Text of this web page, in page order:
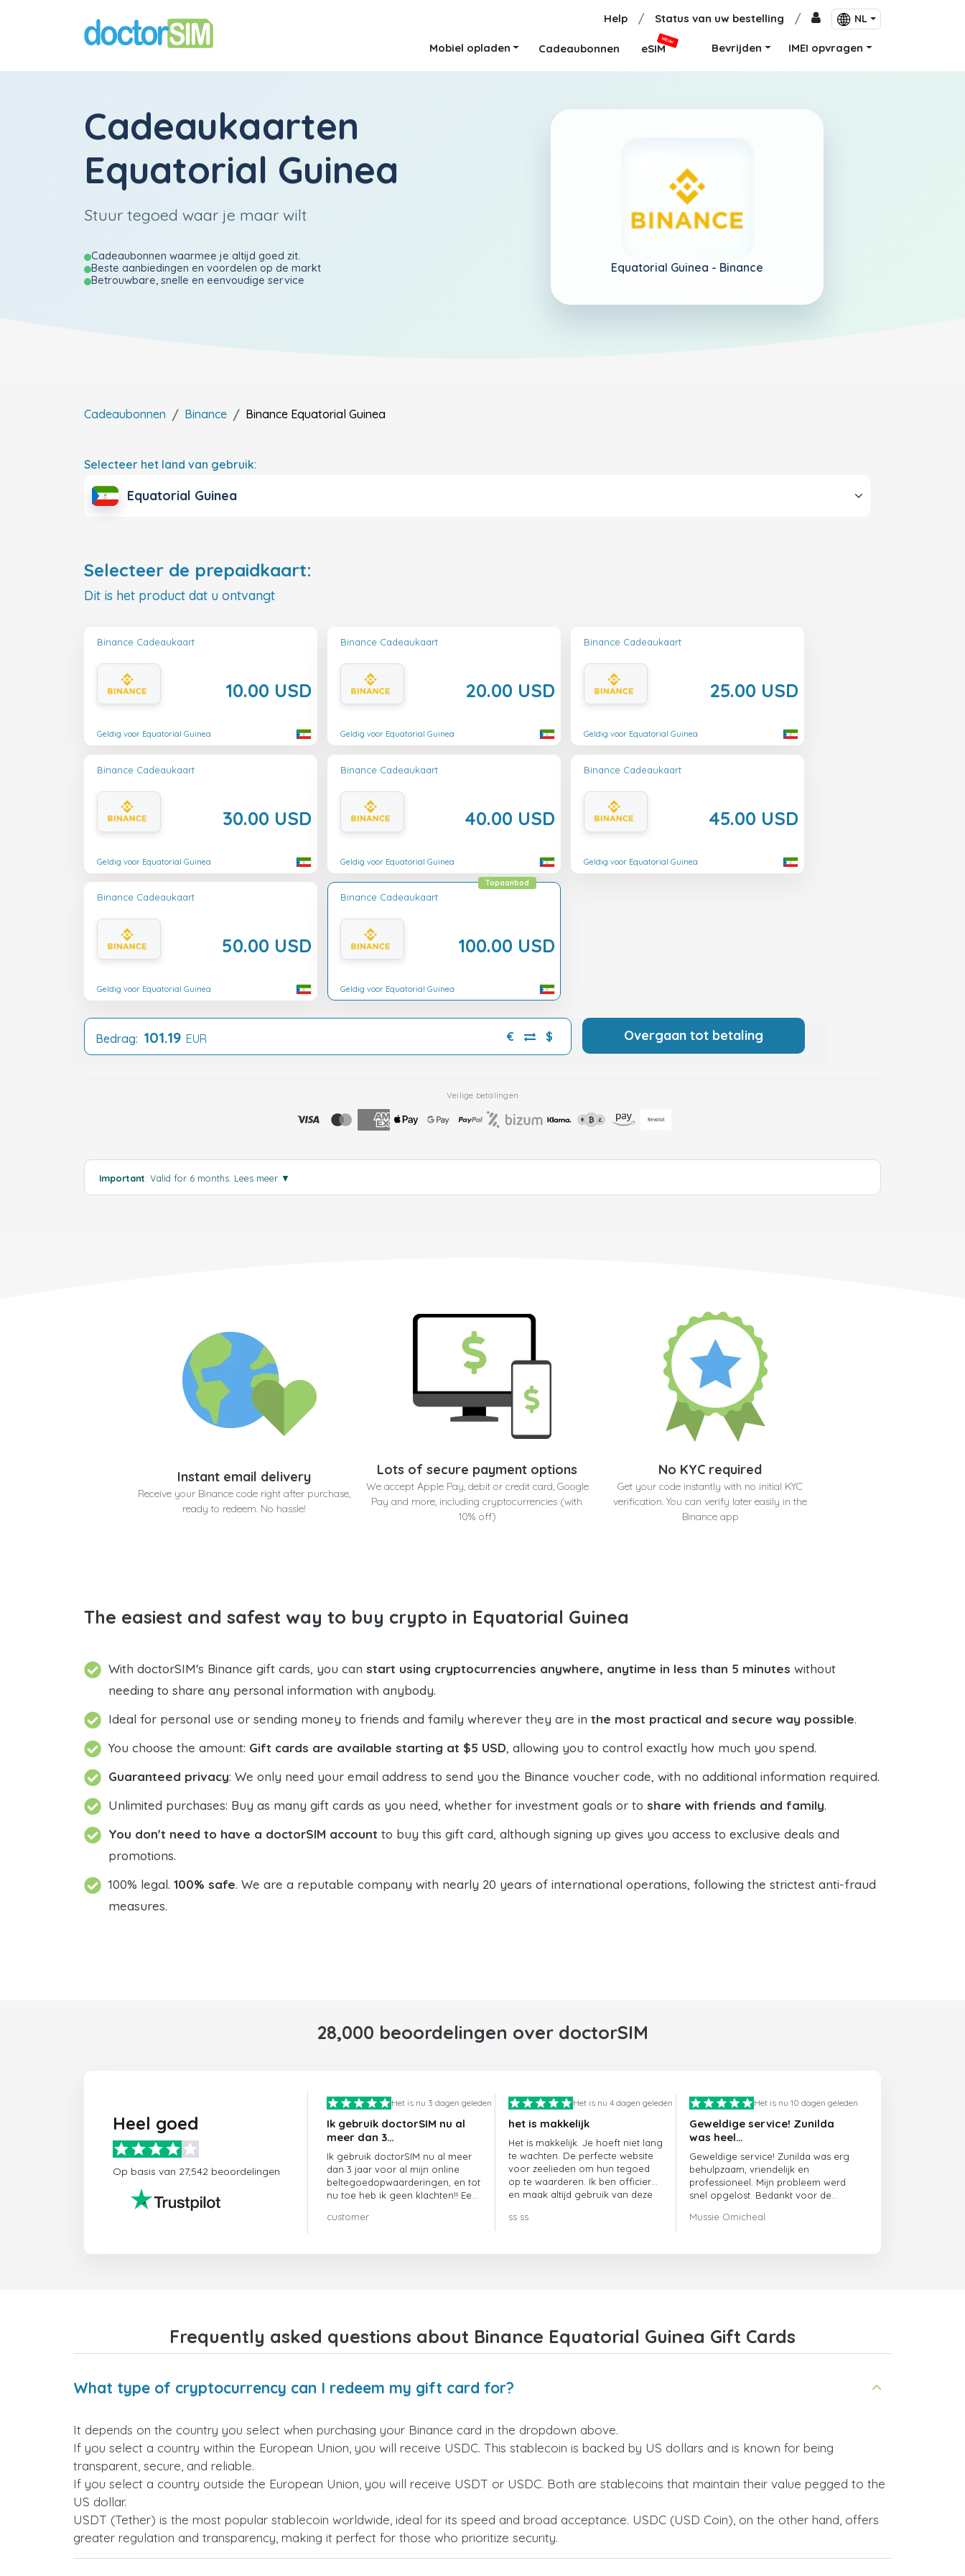
Help / Status van uw bestelling / NL
Mobiel opladen Cadeaubonnen eSIM
NIEUW
Bevrijden IMEI opvragen
Cadeaukaarten
Equatorial Guinea
Stuur tegoed waar je maar wilt
Cadeaubonnen waarmee je altijd goed zit.
Beste aanbiedingen en voordelen op de markt
Betrouwbare, snelle en eenvoudige service
Equatorial Guinea - Binance
Cadeaubonnen Binance Binance Equatorial Guinea
Selecteer het land van gebruik:
Equatorial Guinea
Selecteer de prepaidkaart:
Dit is het product dat u ontvangt
Binance Cadeaukaart
10.00 USD
Geldig voor Equatorial Guinea
Binance Cadeaukaart
20.00 USD
Geldig voor Equatorial Guinea
Binance Cadeaukaart
25.00 USD
Geldig voor Equatorial Guinea
Binance Cadeaukaart
30.00 USD
Geldig voor Equatorial Guinea
Binance Cadeaukaart
40.00 USD
Geldig voor Equatorial Guinea
Binance Cadeaukaart
45.00 USD
Geldig voor Equatorial Guinea
Binance Cadeaukaart
50.00 USD
Geldig voor Equatorial Guinea
Binance Cadeaukaart
100.00 USD
Topaanbod
Geldig voor Equatorial Guinea
Bedrag: 101.19 EUR € $ Overgaan tot betaling
Veilige betalingen
Important: Valid for 6 months. Lees meer ▼
Instant email delivery
Receive your Binance code right after purchase,
ready to redeem. No hassle!
Lots of secure payment options
We accept Apple Pay, debit or credit card, Google
Pay and more, including cryptocurrencies (with
10% off)
No KYC required
Get your code instantly with no initial KYC
verification. You can verify later easily in the
Binance app
The easiest and safest way to buy crypto in Equatorial Guinea
With doctorSIM's Binance gift cards, you can start using cryptocurrencies anywhere, anytime in less than 5 minutes without
needing to share any personal information with anybody.
Ideal for personal use or sending money to friends and family wherever they are in the most practical and secure way possible.
You choose the amount: Gift cards are available starting at $5 USD, allowing you to control exactly how much you spend.
Guaranteed privacy: We only need your email address to send you the Binance voucher code, with no additional information required.
Unlimited purchases: Buy as many gift cards as you need, whether for investment goals or to share with friends and family.
You don't need to have a doctorSIM account to buy this gift card, although signing up gives you access to exclusive deals and
promotions.
100% legal. 100% safe. We are a reputable company with nearly 20 years of international operations, following the strictest anti-fraud
measures.
28,000 beoordelingen over doctorSIM
Heel goed
Op basis van 27,542 beoordelingen
Het is nu 3 dagen geleden
Ik gebruik doctorSIM nu al
meer dan 3…
Ik gebruik doctorSIM nu al meer
dan 3 jaar voor al mijn online
beltegoedopwaarderingen, en tot
nu toe heb ik geen klachten!! Een
customer
Het is nu 4 dagen geleden
het is makkelijk
Het is makkelijk. Je hoeft niet lang
te wachten. De perfecte website
voor zeelieden om hun tegoed
op te waarderen. Ik ben officier
en maak altijd gebruik van deze
ss ss
Het is nu 10 dagen geleden
Geweldige service! Zunilda
was heel…
Geweldige service! Zunilda was erg
behulpzaam, vriendelijk en
professioneel. Mijn probleem werd
snel opgelost. Bedankt voor de
Mussie Omicheal
Frequently asked questions about Binance Equatorial Guinea Gift Cards
What type of cryptocurrency can I redeem my gift card for?
It depends on the country you select when purchasing your Binance card in the dropdown above.
If you select a country within the European Union, you will receive USDC. This stablecoin is backed by US dollars and is known for being
transparent, secure, and reliable.
If you select a country outside the European Union, you will receive USDT or USDC. Both are stablecoins that maintain their value pegged to the
US dollar.
USDT (Tether) is the most popular stablecoin worldwide, ideal for its speed and broad acceptance. USDC (USD Coin), on the other hand, offers
greater regulation and transparency, making it perfect for those who prioritize security.